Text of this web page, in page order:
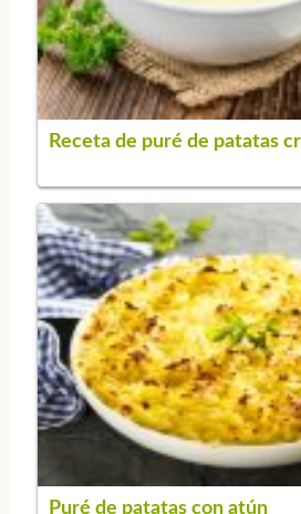
Receta de puré de patatas
Puré de patatas con atún